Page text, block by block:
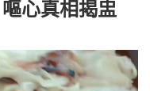
心真相揭盅